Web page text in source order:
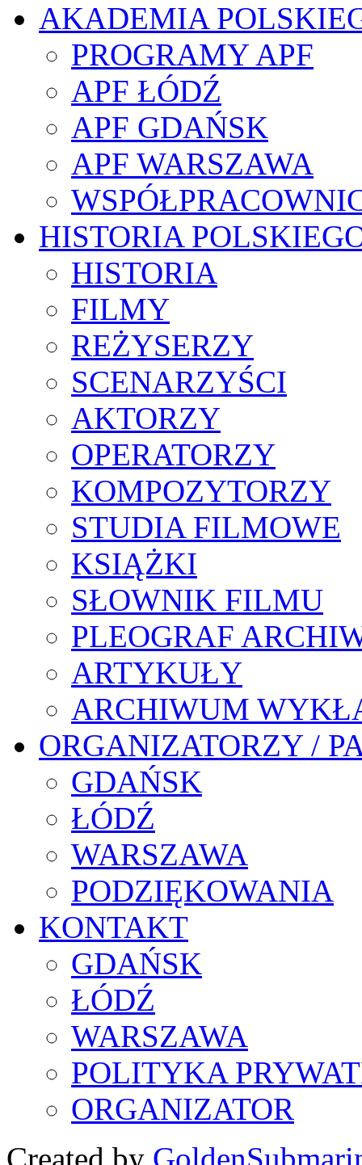
AKADEMIA
PROGRAMY APF
APF ŁÓDŹ
APF GDAŃSK
APF WARSZAWA
HISTORIA
HISTORIA
FILMY
REŻYSERZY
SCENARZYŚCI
AKTORZY
OPERATORZY
KOMPOZYTORZY
STUDIA FILMOWE
KSIĄŻKI
SŁOWNIK FILMU
PLEOGRAF
ARTYKUŁY
ARCHIWUM
ORGANIZATORZY /
GDAŃSK
ŁÓDŹ
WARSZAWA
PODZIĘKOWANIA
KONTAKT
GDAŃSK
ŁÓDŹ
WARSZAWA
POLITYKA
ORGANIZATOR